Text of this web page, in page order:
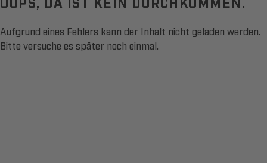
Aufgrund eines Fehlers kann der Inhalt nicht geladen werden.
Bitte versuche es später noch einmal.